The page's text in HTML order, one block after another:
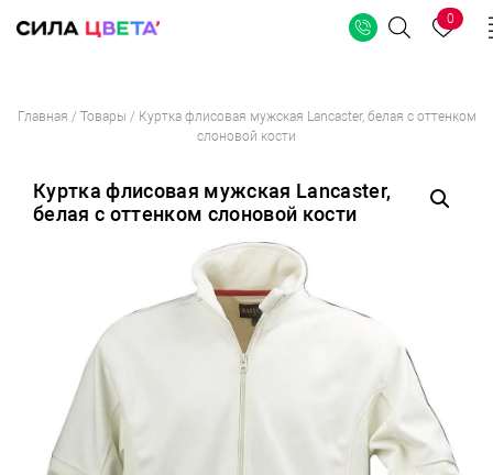
Перейти
Поиск
0
Главная / Товары / Куртка флисовая мужская Lancaster, белая с оттенком
слоновой кости
Куртка флисовая мужская Lancaster,
белая с оттенком слоновой кости